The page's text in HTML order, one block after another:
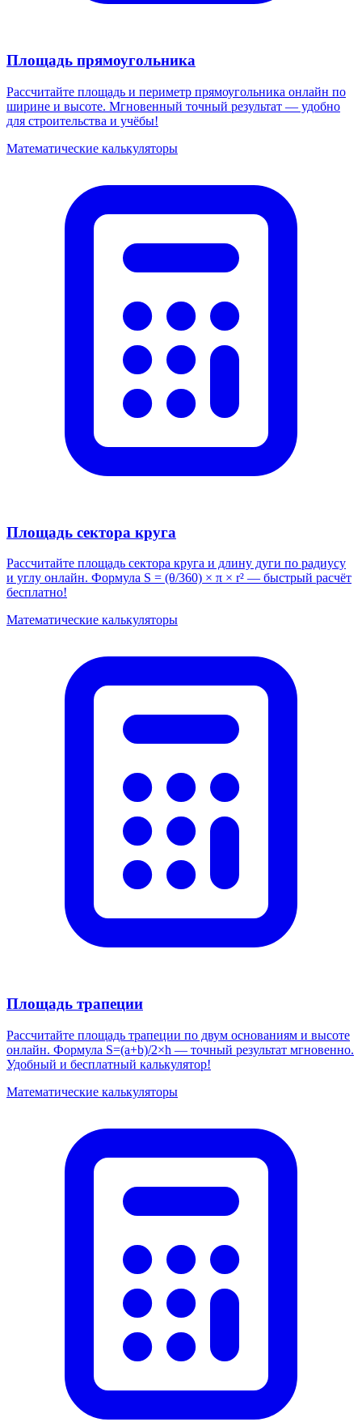
Площадь прямоугольника
Рассчитайте площадь и периметр прямоугольника онлайн по
ширине и высоте. Мгновенный точный результат — удобно
для строительства и учёбы!
Математические калькуляторы
Площадь сектора круга
Рассчитайте площадь сектора круга и длину дуги по радиусу
и углу онлайн. Формула S = (θ/360) × π × r² — быстрый расчёт
бесплатно!
Математические калькуляторы
Площадь трапеции
Рассчитайте площадь трапеции по двум основаниям и высоте
онлайн. Формула S=(a+b)/2×h — точный результат мгновенно.
Удобный и бесплатный калькулятор!
Математические калькуляторы